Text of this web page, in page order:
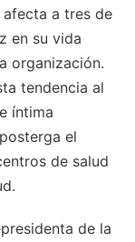
afecta a tres de
en su vida
organización.
tendencia al
íntima
el
de salud
de la